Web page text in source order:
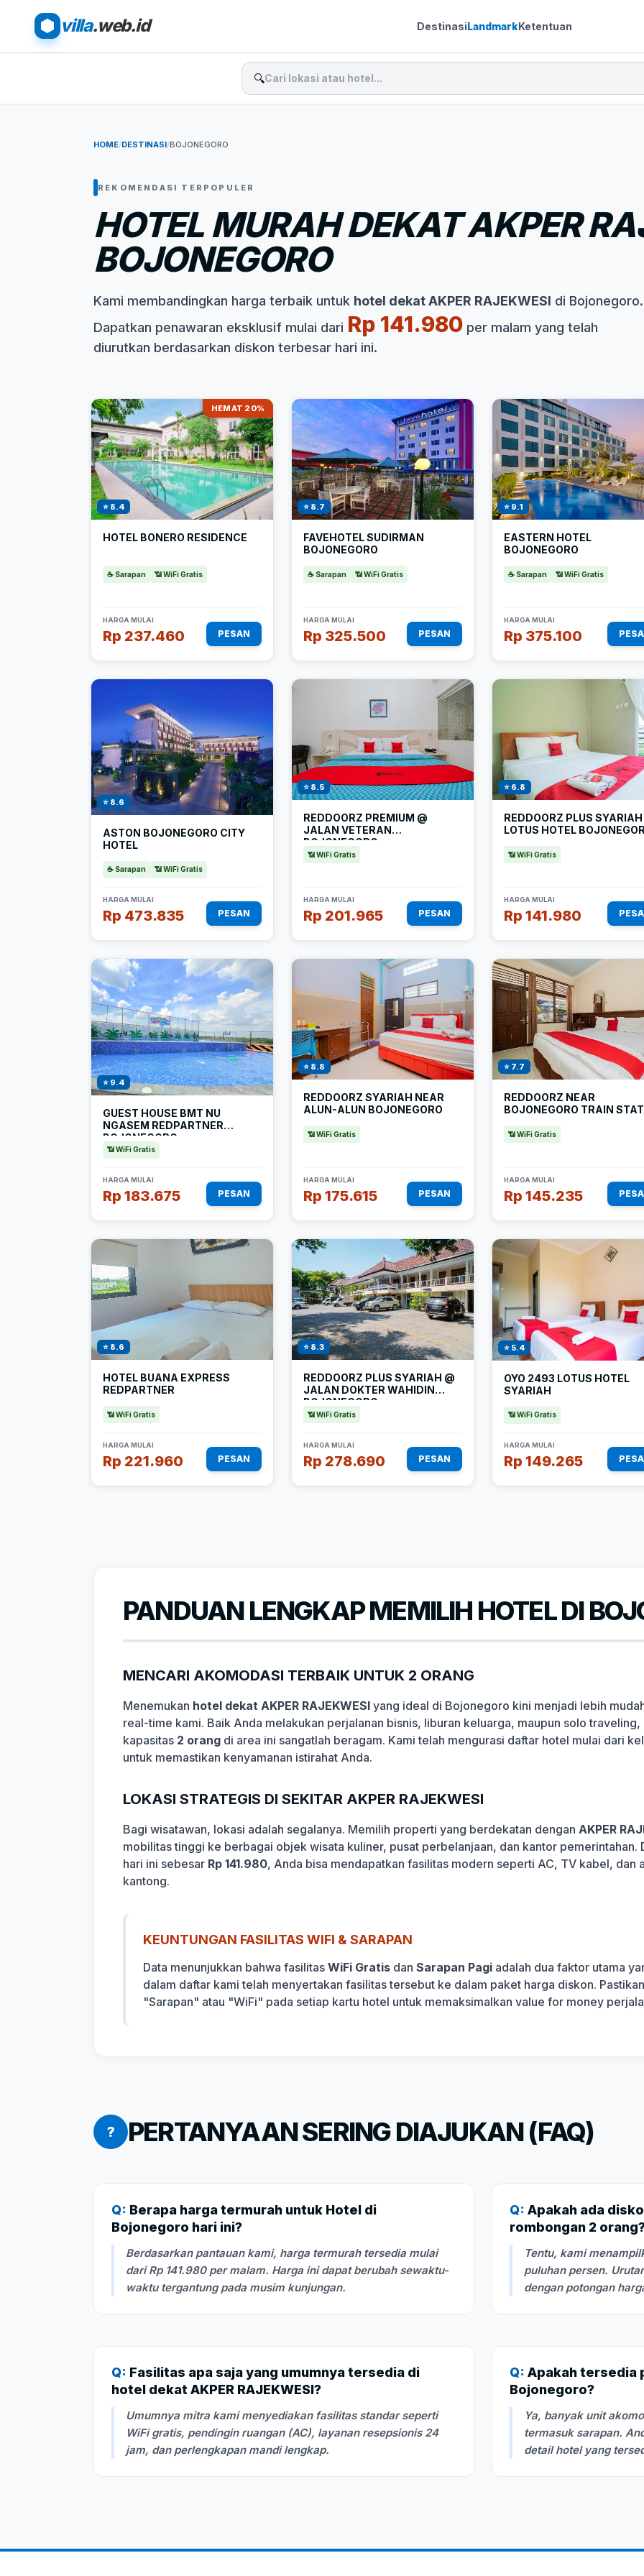
villa.web.id DestinasiLandmarkKetentuan
🔍
HOME/DESTINASI/BOJONEGORO
REKOMENDASI TERPOPULER
HOTEL MURAH DEKAT AKPER
BOJONEGORO
Kami membandingkan harga terbaik untuk hotel dekat AKPER RAJEKWESI di Bojonegoro.
Dapatkan penawaran eksklusif mulai dari Rp 141.980 per malam yang telah
diurutkan berdasarkan diskon terbesar hari ini.
HEMAT 20%
⭐ 8.4
HOTEL BONERO RESIDENCE
☕ Sarapan 📶 WiFi Gratis
HARGA MULAI
Rp 237.460 PESAN
⭐ 8.7
FAVEHOTEL SUDIRMAN
BOJONEGORO
☕ Sarapan 📶 WiFi Gratis
HARGA MULAI
Rp 325.500 PESAN
⭐ 9.1
EASTERN HOTEL
BOJONEGORO
☕ Sarapan 📶 WiFi Gratis
HARGA MULAI
Rp 375.100
⭐ 8.6
ASTON BOJONEGORO CITY
HOTEL
☕ Sarapan 📶 WiFi Gratis
HARGA MULAI
Rp 473.835 PESAN
⭐ 8.5
REDDOORZ PREMIUM @
JALAN VETERAN
BOJONEGORO
📶 WiFi Gratis
HARGA MULAI
Rp 201.965 PESAN
⭐ 6.8
REDDOORZ PLUS
LOTUS HOTEL
📶 WiFi Gratis
HARGA MULAI
Rp 141.980
⭐ 9.4
GUEST HOUSE BMT NU
NGASEM REDPARTNER
BOJONEGORO
📶 WiFi Gratis
HARGA MULAI
Rp 183.675 PESAN
⭐ 8.8
REDDOORZ SYARIAH NEAR
ALUN-ALUN BOJONEGORO
📶 WiFi Gratis
HARGA MULAI
Rp 175.615 PESAN
⭐ 7.7
REDDOORZ NEAR
BOJONEGORO TRAIN
📶 WiFi Gratis
HARGA MULAI
Rp 145.235
⭐ 8.6
HOTEL BUANA EXPRESS
REDPARTNER
📶 WiFi Gratis
HARGA MULAI
Rp 221.960 PESAN
⭐ 8.3
REDDOORZ PLUS SYARIAH @
JALAN DOKTER WAHIDIN
BOJONEGORO
📶 WiFi Gratis
HARGA MULAI
Rp 278.690 PESAN
⭐ 5.4
OYO 2493 LOTUS HOTEL
SYARIAH
📶 WiFi Gratis
HARGA MULAI
Rp 149.265
PANDUAN LENGKAP MEMILIH HOTEL DI
MENCARI AKOMODASI TERBAIK UNTUK 2 ORANG
Menemukan hotel dekat AKPER RAJEKWESI yang ideal di Bojonegoro kini menjadi lebih
real-time kami. Baik Anda melakukan perjalanan bisnis, liburan keluarga, maupun solo
kapasitas 2 orang di area ini sangatlah beragam. Kami telah mengurasi daftar hotel mulai dari
untuk memastikan kenyamanan istirahat Anda.
LOKASI STRATEGIS DI SEKITAR AKPER RAJEKWESI
Bagi wisatawan, lokasi adalah segalanya. Memilih properti yang berdekatan dengan AKPER
mobilitas tinggi ke berbagai objek wisata kuliner, pusat perbelanjaan, dan kantor pemerintahan.
hari ini sebesar Rp 141.980, Anda bisa mendapatkan fasilitas modern seperti AC, TV kabel, dan
kantong.
KEUNTUNGAN FASILITAS WIFI & SARAPAN
Data menunjukkan bahwa fasilitas WiFi Gratis dan Sarapan Pagi adalah dua faktor utama
dalam daftar kami telah menyertakan fasilitas tersebut ke dalam paket harga diskon.
"Sarapan" atau "WiFi" pada setiap kartu hotel untuk memaksimalkan value for money
? PERTANYAAN SERING DIAJUKAN (FAQ)
Q: Berapa harga termurah untuk Hotel di
Bojonegoro hari ini?
Berdasarkan pantauan kami, harga termurah tersedia mulai
dari Rp 141.980 per malam. Harga ini dapat berubah sewaktu-
waktu tergantung pada musim kunjungan.
Q: Apakah ada
rombongan 2
Tentu, kami
puluhan persen.
dengan potongan
Q: Fasilitas apa saja yang umumnya tersedia di
hotel dekat AKPER RAJEKWESI?
Umumnya mitra kami menyediakan fasilitas standar seperti
WiFi gratis, pendingin ruangan (AC), layanan resepsionis 24
jam, dan perlengkapan mandi lengkap.
Q: Apakah tersedia
Bojonegoro?
Ya, banyak unit
termasuk sarapan.
detail hotel yang